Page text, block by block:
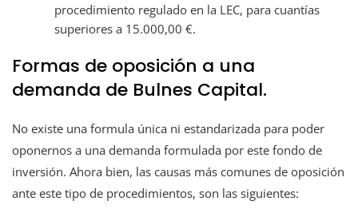
procedimiento regulado en la LEC, para cuantías
superiores a 15.000,00 €.
Formas de oposición a una
demanda de Bulnes Capital.
No existe una formula única ni estandarizada para poder
oponernos a una demanda formulada por este fondo de
inversión. Ahora bien, las causas más comunes de oposición
ante este tipo de procedimientos, son las siguientes: